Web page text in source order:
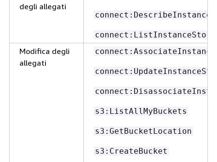
degli allegati
Modifica degli
allegati
s3:ListAllMyBuckets
s3:GetBucketLocation
s3:CreateBucket